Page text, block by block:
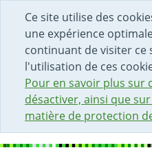
Ce site utilise des
une expérience
continuant de visiter ce
l'utilisation de ces
Pour en savoir plus sur
désactiver, ainsi que
matière de protection
DÉBUT DU CONTENU DE
ACCÈS AU CHAMP DE
PAGE D'ACCUEIL
FORMULAIRE DE